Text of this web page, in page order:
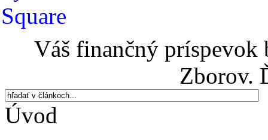
Váš finančný príspevok
Zborov.
Úvod